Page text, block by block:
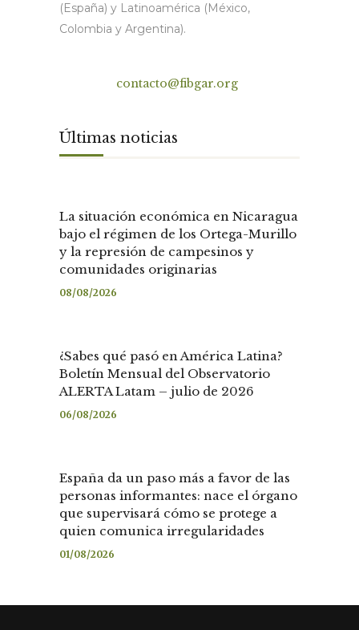
(España) y Latinoamérica (México,
Colombia y Argentina).
contacto@fibgar.org
Últimas noticias
La situación económica en Nicaragua
bajo el régimen de los Ortega-Murillo
y la represión de campesinos y
comunidades originarias
08/08/2026
¿Sabes qué pasó en América Latina?
Boletín Mensual del Observatorio
ALERTA Latam – julio de 2026
06/08/2026
España da un paso más a favor de las
personas informantes: nace el órgano
que supervisará cómo se protege a
quien comunica irregularidades
01/08/2026